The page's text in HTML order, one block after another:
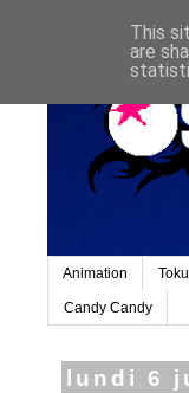
Animation
Candy Candy
lundi 6
This
are